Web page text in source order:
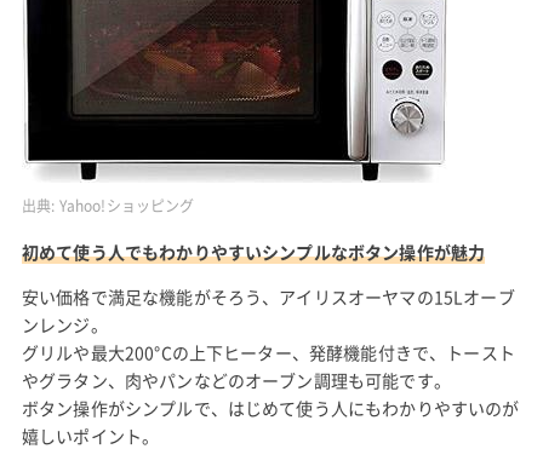
出典: Yahoo!ショッピング
初めて使う人でもわかりやすいシンプルなボタン操作が魅力
安い価格で満足な機能がそろう、アイリスオーヤマの15Lオーブ
ンレンジ。
グリルや最大200°Cの上下ヒーター、発酵機能付きで、トースト
やグラタン、肉やパンなどのオーブン調理も可能です。
ボタン操作がシンプルで、はじめて使う人にもわかりやすいのが
嬉しいポイント。